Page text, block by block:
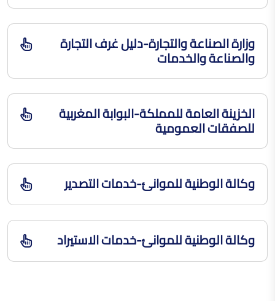
وزارة الصناعة والتجارة-دليل غرف التجارة
والصناعة والخدمات
الخزينة العامة للمملكة-البوابة المغربية
للصفقات العمومية
وكالة الوطنية للموانئ-خدمات التصدير
وكالة الوطنية للموانئ-خدمات الاستيراد